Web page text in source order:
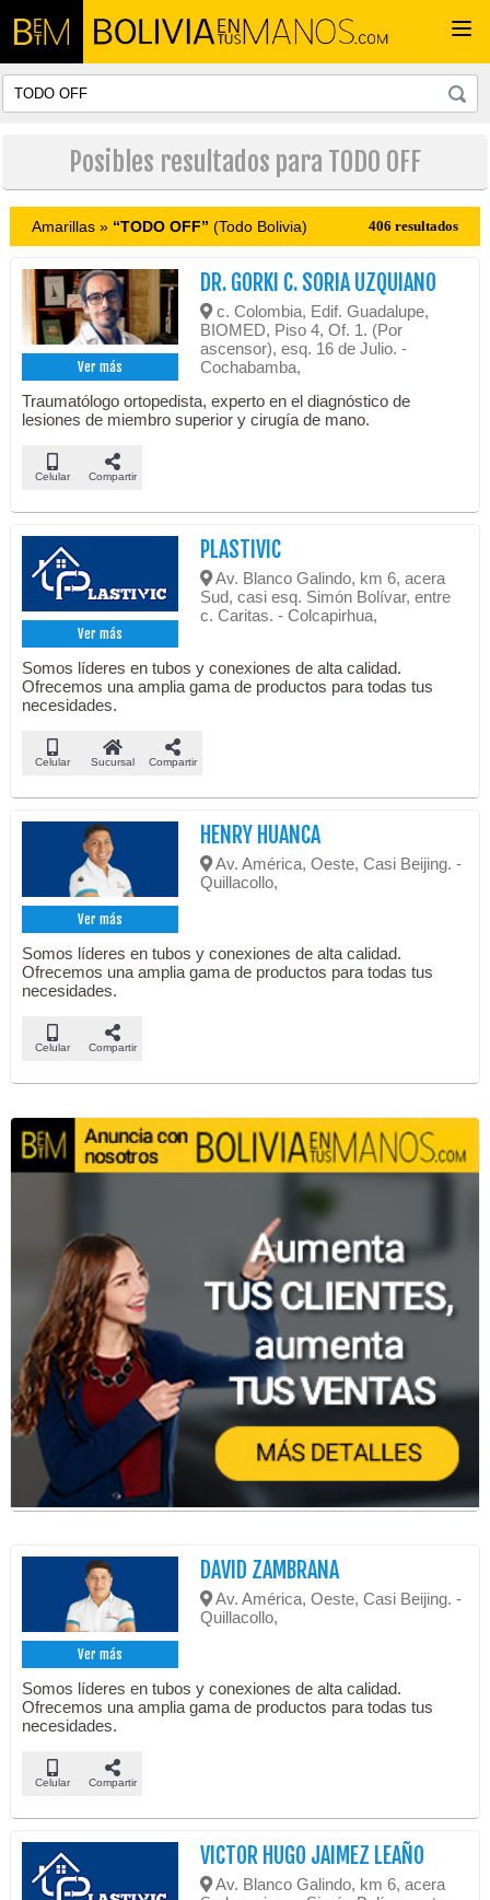
Posibles resultados para TODO OFF
Amarillas » “TODO OFF” (Todo Bolivia) 406 resultados
Ver más
DR. GORKI C. SORIA UZQUIANO
c. Colombia, Edif. Guadalupe,
BIOMED, Piso 4, Of. 1. (Por
ascensor), esq. 16 de Julio. -
Cochabamba,
Traumatólogo ortopedista, experto en el diagnóstico de
lesiones de miembro superior y cirugía de mano.
Celular Compartir
Ver más
PLASTIVIC
Av. Blanco Galindo, km 6, acera
Sud, casi esq. Simón Bolívar, entre
c. Caritas. - Colcapirhua,
Somos líderes en tubos y conexiones de alta calidad.
Ofrecemos una amplia gama de productos para todas tus
necesidades.
Celular Sucursal Compartir
Ver más
HENRY HUANCA
Av. América, Oeste, Casi Beijing. -
Quillacollo,
Somos líderes en tubos y conexiones de alta calidad.
Ofrecemos una amplia gama de productos para todas tus
necesidades.
Celular Compartir
Ver más
DAVID ZAMBRANA
Av. América, Oeste, Casi Beijing. -
Quillacollo,
Somos líderes en tubos y conexiones de alta calidad.
Ofrecemos una amplia gama de productos para todas tus
necesidades.
Celular Compartir
VICTOR HUGO JAIMEZ LEAÑO
Av. Blanco Galindo, km 6, acera